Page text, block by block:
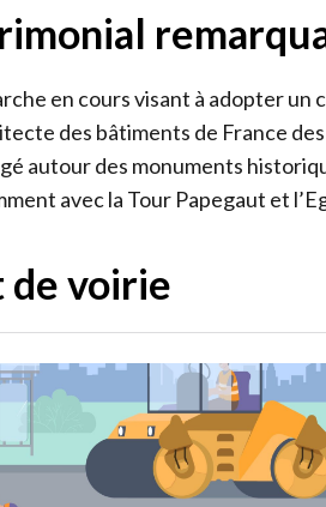
en cours visant à adopter un
des bâtiments de France
autour des monuments
avec la Tour Papegaut et
de voirie